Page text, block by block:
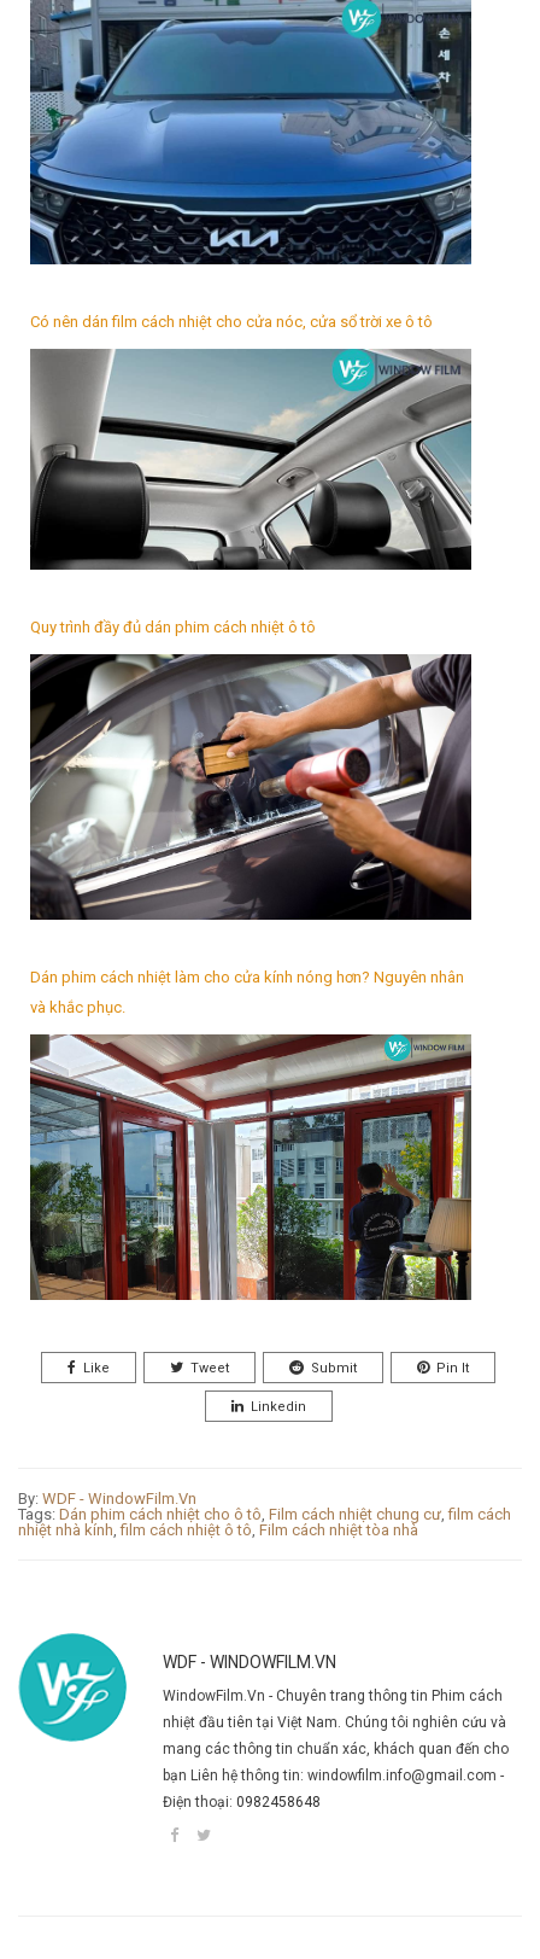
Có nên dán film cách nhiệt cho cửa nóc, cửa sổ trời xe ô tô
Quy trình đầy đủ dán phim cách nhiệt ô tô
Dán phim cách nhiệt làm cho cửa kính nóng hơn? Nguyên nhân
và khắc phục.
Like Tweet Submit Pin It
Linkedin
By: WDF - WindowFilm.Vn
Tags: Dán phim cách nhiệt cho ô tô Film cách nhiệt chung cư ,film cách
nhiệt nhà kính ,film cách nhiệt ô tô Film cách nhiệt tòa nhà
WDF - WINDOWFILM.VN
WindowFilm.Vn - Chuyên trang thông tin Phim cách
nhiệt đầu tiên tại Việt Nam. Chúng tôi nghiên cứu và
mang các thông tin chuẩn xác, khách quan đến cho
bạn Liên hệ thông tin: windowfilm.info@gmail.com -
Điện thoại: 0982458648